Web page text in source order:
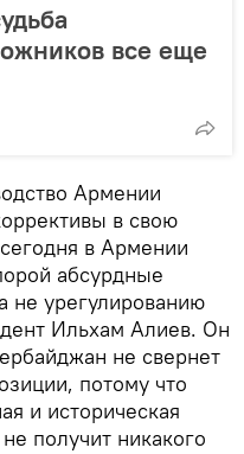
все еще
Армении
в свою
в Армении
абсурдные
не урегулированию
Ильхам Алиев. Он
не свернет
потому что
и историческая
получит никакого